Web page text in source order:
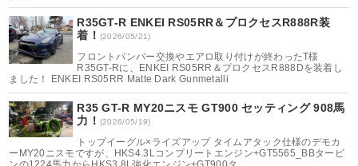
R35GT-R ENKEI RS05RR＆プロクセスR888R装
着！ (2026/05/21)
フロントバンパー交換やエアロ取り付けが終わったT様
R35GT-Rに、ENKEI RS05RR＆プロクセスR888Dを装着し
ました！ ENKEI RS05RR Matte Dark Gunmetalli
R35 GT-R MY20ニスモ GT900 セッティング 908馬
力！ (2026/05/19)
トップイーグル×ライズアップ タイムアタック仕様のデモカ
ーMY20ニスモですが、HKS4.3Lコンプリートエンジン+GT5565_BBタービ